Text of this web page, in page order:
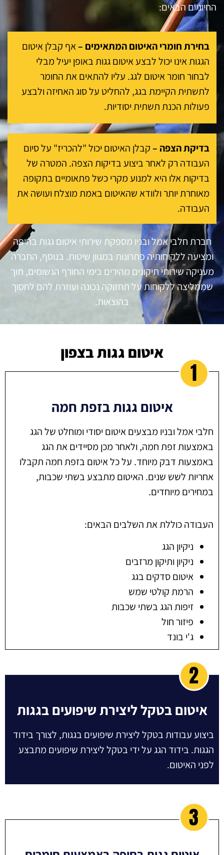
החיוניים הבאים:
בחירת חומרי האיטום המתאימים –אף קבלן איטום
הגגות אינו יכול לבצע איטום גגות באופן יעיל מבלי
לבחור חומר איטום לגג. עליו להתאים את החומר
לתשתית הקיימת בגג, להחליט על סוג האחיזה ולבצע
פעולות הכנת תשתית יסודיות.
בדיקת הצפה –קבלן האיטום יכול "להכריז" על סיום
העבודה רק לאחר ביצוע בדיקות הצפה. המטרה של
בדיקות אלו היא למנוע מקרי כשל פתאומיים בתקופה
מאוחרת יותר ולוודא שהאיטום באמת מוצלח ועושה את
העבודה.
חברת חלבי אמל ובניו מספקת שירותי איטום גגות בחיפה
ומציעה ללקוחותיה פתרונות במגוון שיטות. בנוסף, החברה
מעניקה שירותי תיקונים מהירים בימי החורף הגשומים, תוך
שממליצה ללקוחות על תחזוקה נכונה ועוזרת להם לחסוך
בהוצאות.
איטום גגות בצפון
1
איטום גגות בזפת חמה
חלבי אמל ובניו מבצעים איטום יסודי ומוחלט של הגג
באמצעות זפת חמה, ולאחר מכן מסיידים את הגג
באמצעות דבק מיוחד. על כל איטום בזפת חמה תקבלו
אחריות לשש שנים. האיטום מתבצע בשתי שכבות,
במחירים מיוחדים.
העבודה כוללת את השלבים הבאים:
ניקיון הגג
ניקיון ותיקון מרזבים
איטום סדקים בגג
הרמת קולטי שמש
זיפות הגג בשתי שכבות
פיזור חול
ג'י בונד
2
איטום בטקל ליצירת שיפועים בגגות
ביצוע עבודות בטקל ליצירת שיפועים בגגות, לצורך בידוד
הגגות. בידוד הגג על ידי בטקל ליצירת שיפועים מתבצע
לפני האיטום.
3